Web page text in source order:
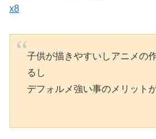
x8
子供が描きやすいしアニメの
るし
デフォルメ強い事のメリット